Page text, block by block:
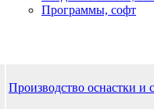
Программы, софт
Производство оснастки и